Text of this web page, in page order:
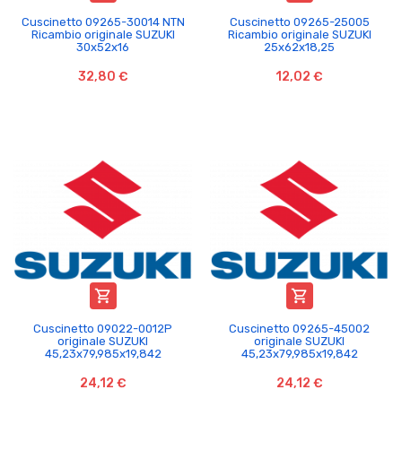
Cuscinetto 09265-30014 NTN
Ricambio originale SUZUKI
30x52x16
32,80 €
Cuscinetto 09265-25005
Ricambio originale SUZUKI
25x62x18,25
12,02 €

Cuscinetto 09022-0012P
originale SUZUKI
45,23x79,985x19,842
24,12 €

Cuscinetto 09265-45002
originale SUZUKI
45,23x79,985x19,842
24,12 €